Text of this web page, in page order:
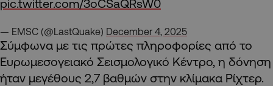
pic.twitter.com/3oCSaQRsW0
— EMSC (@LastQuake) December 4, 2025
Σύμφωνα με τις πρώτες πληροφορίες από το
Ευρωμεσογειακό Σεισμολογικό Κέντρο, η δόνηση
ήταν μεγέθους 2,7 βαθμών στην κλίμακα Ρίχτερ.